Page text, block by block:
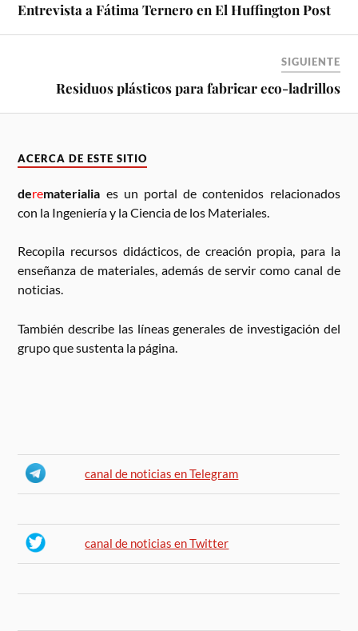
Entrevista a Fátima Ternero en El Huffington Post
SIGUIENTE
Residuos plásticos para fabricar eco-ladrillos
ACERCA DE ESTE SITIO
derematerialia es un portal de contenidos relacionados
con la Ingeniería y la Ciencia de los Materiales.
Recopila recursos didácticos, de creación propia, para la
enseñanza de materiales, además de servir como canal de
noticias.
También describe las líneas generales de investigación del
grupo que sustenta la página.
canal de noticias en Telegram
canal de noticias en Twitter